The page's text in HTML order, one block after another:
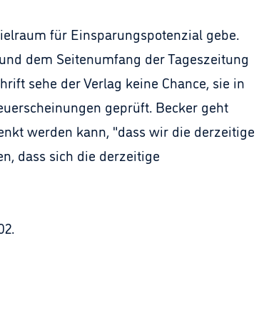
für Einsparungspotenzial gebe.
dem Seitenumfang der Tageszeitung
sehe der Verlag keine Chance, sie in
geprüft. Becker geht
werden kann, "dass wir die derzeitige
dass sich die derzeitige